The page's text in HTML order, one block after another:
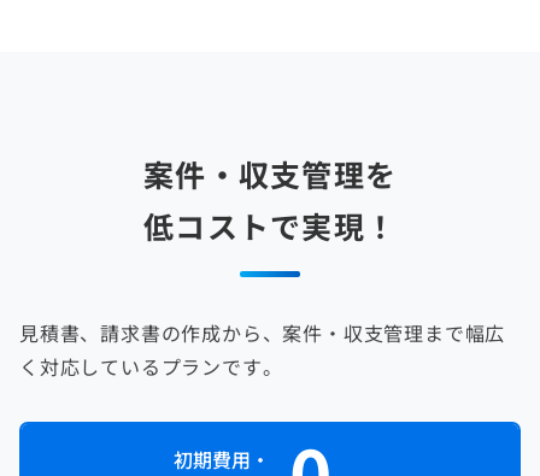
案件・収支管理を
低コストで実現！
見積書、請求書の作成から、案件・収支管理まで幅広
く対応しているプランです。
初期費用・